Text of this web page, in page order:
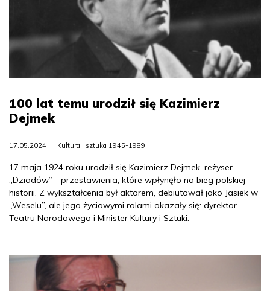
100 lat temu urodził się Kazimierz
Dejmek
17.05.2024 Kultura i sztuka 1945-1989
17 maja 1924 roku urodził się Kazimierz Dejmek, reżyser
„Dziadów” - przestawienia, które wpłynęło na bieg polskiej
historii. Z wykształcenia był aktorem, debiutował jako Jasiek w
„Weselu”, ale jego życiowymi rolami okazały się: dyrektor
Teatru Narodowego i Minister Kultury i Sztuki.